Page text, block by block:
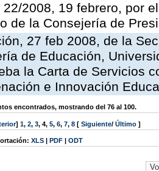
22/2008, 19 febrero, por
de la Consejería de
27 feb 2008, de la
de Educación,
la Carta de Servicios
e Innovación
encontrados, mostrando del 76 al 100.
] 1, 2, 3, 4, 5, 6, 7, 8 [ Siguiente/ Último ]
XLS | PDF | ODT